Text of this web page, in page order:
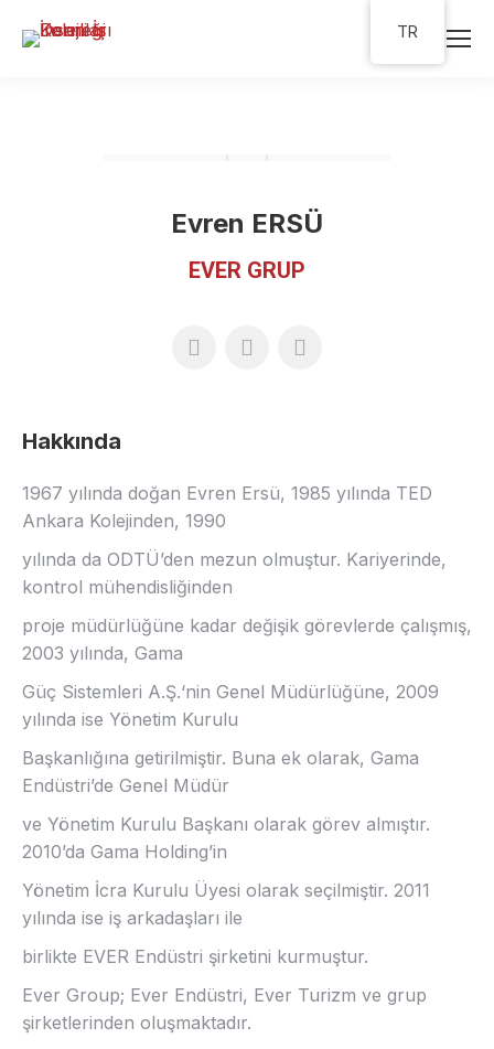
Evren ERSÜ
EVER GRUP
Hakkında
1967 yılında doğan Evren Ersü, 1985 yılında TED
Ankara Kolejinden, 1990
yılında da ODTÜ’den mezun olmuştur. Kariyerinde,
kontrol mühendisliğinden
proje müdürlüğüne kadar değişik görevlerde çalışmış,
2003 yılında, Gama
Güç Sistemleri A.Ş.‘nin Genel Müdürlüğüne, 2009
yılında ise Yönetim Kurulu
Başkanlığına getirilmiştir. Buna ek olarak, Gama
Endüstri’de Genel Müdür
ve Yönetim Kurulu Başkanı olarak görev almıştır.
2010’da Gama Holding’in
Yönetim İcra Kurulu Üyesi olarak seçilmiştir. 2011
yılında ise iş arkadaşları ile
birlikte EVER Endüstri şirketini kurmuştur.
Ever Group; Ever Endüstri, Ever Turizm ve grup
şirketlerinden oluşmaktadır.
TR